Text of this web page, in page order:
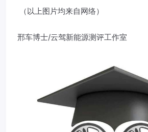
（以上图片均来自网络）
邢车博士/云驾新能源测评工作室